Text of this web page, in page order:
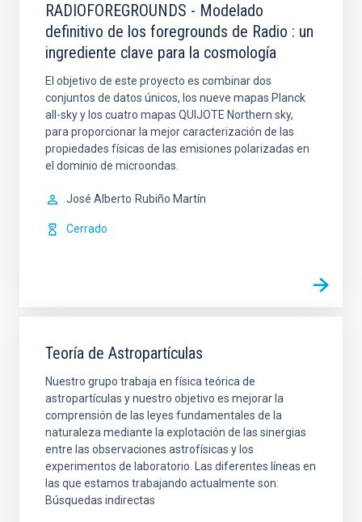
RADIOFOREGROUNDS - Modelado
definitivo de los foregrounds de Radio : un
ingrediente clave para la cosmología
El objetivo de este proyecto es combinar dos
conjuntos de datos únicos, los nueve mapas Planck
all-sky y los cuatro mapas QUIJOTE Northern sky,
para proporcionar la mejor caracterización de las
propiedades físicas de las emisiones polarizadas en
el dominio de microondas.
José Alberto Rubiño Martín
Cerrado
Teoría de Astropartículas
Nuestro grupo trabaja en física teórica de
astropartículas y nuestro objetivo es mejorar la
comprensión de las leyes fundamentales de la
naturaleza mediante la explotación de las sinergias
entre las observaciones astrofísicas y los
experimentos de laboratorio. Las diferentes líneas en
las que estamos trabajando actualmente son:
Búsquedas indirectas